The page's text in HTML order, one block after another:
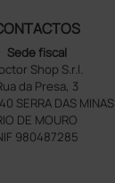
Sede fiscal
Shop S.r.l.
da Presa, 3
SERRA DAS MINAS
DE MOURO
980487285